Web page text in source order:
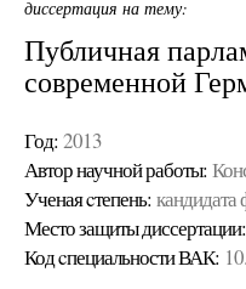
диссертация на тему:
Публичная
современной
Год: 2013
Автор научной работы:
Ученая cтепень: кандидата
Место защиты диссертации:
Код cпециальности ВАК: